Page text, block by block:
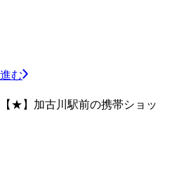
む
★】加古川駅前の携帯ショッ